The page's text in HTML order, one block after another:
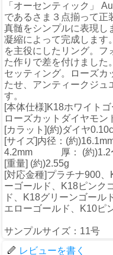
「オーセンティック」
であるさま３点揃って正
真髄をシンプルに表現し
凝縮によって完成します
を主役にしたリング。フ
た作りで差を付けました
セッティング。ローズカ
たせ、アンティークジュ
す。
[本体仕様]K18ホワイト
ローズカットダイヤモン
[カラット](約)ダイヤ
[サイズ]内径：(約
4.2mm 厚： (約)1.2
[重量] (約)2.55g
[対応金種]プラチナ900
ーゴールド、K18ピンク
ド、K18グリーンゴール
エローゴールド、K10ピ
サンプルサイズ：11号
レビューを書く